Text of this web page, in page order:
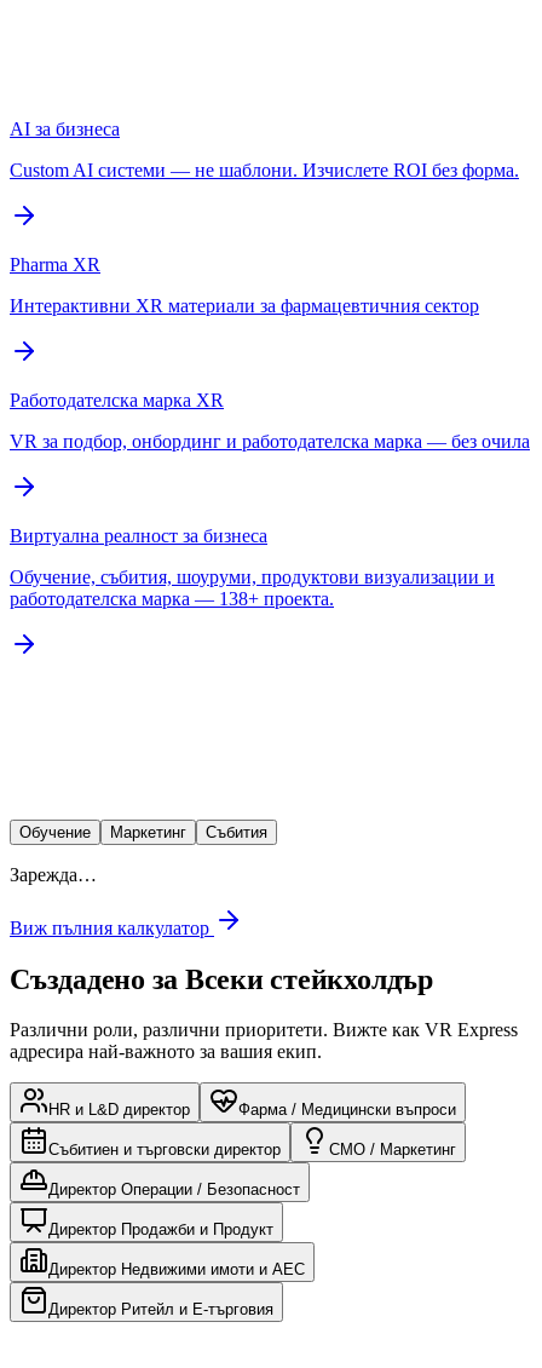
AI за бизнеса
Custom AI системи — не шаблони. Изчислете ROI без форма.
Pharma XR
Интерактивни XR материали за фармацевтичния сектор
Работодателска марка XR
VR за подбор, онбординг и работодателска марка — без очила
Виртуална реалност за бизнеса
Обучение, събития, шоуруми, продуктови визуализации и
работодателска марка — 138+ проекта.
Обучение Маркетинг Събития
Зарежда…
Виж пълния калкулатор
Създадено за Всеки стейкхолдър
Различни роли, различни приоритети. Вижте как VR Express
адресира най-важното за вашия екип.
HR и L&D директор Фарма / Медицински въпроси
Събитиен и търговски директор CMO / Маркетинг
Директор Операции / Безопасност
Директор Продажби и Продукт
Директор Недвижими имоти и AEC
Директор Ритейл и Е-търговия